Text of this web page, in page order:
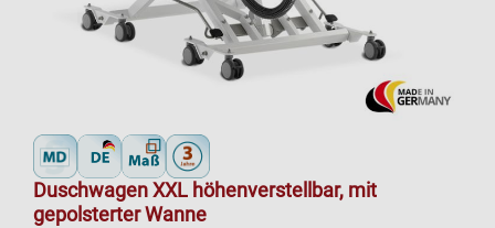
Duschwagen XXL höhenverstellbar, mit
gepolsterter Wanne